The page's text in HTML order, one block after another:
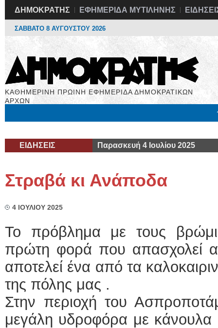
ΔΗΜΟΚΡΑΤΗΣ ΕΦΗΜΕΡΙΔΑ ΜΥΤΙΛΗΝΗΣ
ΣΑΒΒΑΤΟ 8 ΑΥΓΟΥΣΤΟΥ 2026
ΚΑΘΗΜΕΡΙΝΗ ΠΡΩΙΝΗ ΕΦΗΜΕΡΙΔΑ ΔΗΜΟΚΡΑΤΙΚΩΝ
ΑΡΧΩΝ
ΕΙΔΗΣΕΙΣ Παρασκευή 4 Ιουλίου 2025
Στραβά κι Ανάποδα
4 ΙΟΥΛΙΟΥ 2025
Το πρόβλημα με τους
πρώτη φορά που απασχολεί
αποτελεί ένα από τα
της πόλης μας .
Στην περιοχή του
μεγάλη υδροφόρα με κάνουλα